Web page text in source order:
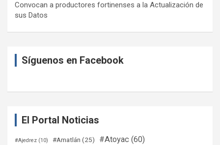
Convocan a productores fortinenses a la Actualización de
sus Datos
Síguenos en Facebook
El Portal Noticias
#Ajedrez (10) #Amatlán (25) #Atoyac (60)